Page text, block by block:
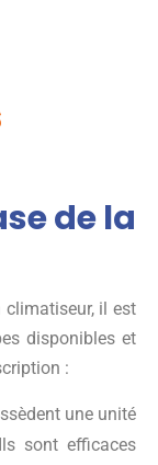
de la
climatiseur, il est
disponibles et
:
une unité
sont efficaces